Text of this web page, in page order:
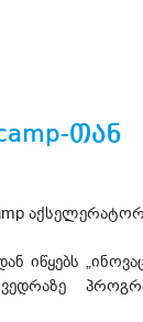
თან
იწყებს